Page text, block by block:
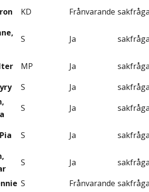
KD Frånvarande
S Ja
MP Ja
S Ja
S Ja
S Ja
S Ja
S Frånvarande